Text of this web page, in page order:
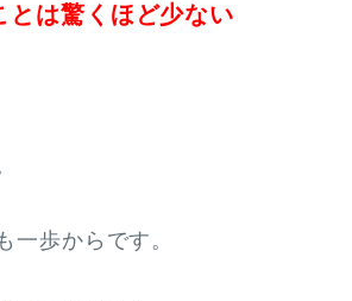
とは驚くほど少ない
一歩からです。